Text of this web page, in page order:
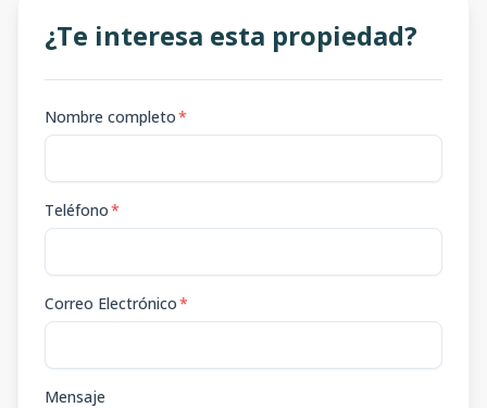
¿Te interesa esta propiedad?
Nombre completo*
Teléfono*
Correo Electrónico*
Mensaje